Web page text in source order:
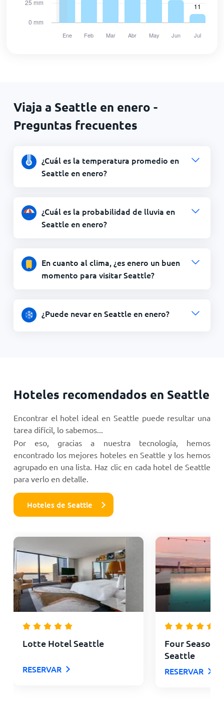
Viaja a Seattle en enero -
Preguntas frecuentes
¿Cuál es la temperatura promedio en
Seattle en enero?
¿Cuál es la probabilidad de lluvia en
Seattle en enero?
En cuanto al clima, ¿es enero un buen
momento para visitar Seattle?
¿Puede nevar en Seattle en enero?
Hoteles recomendados en Seattle
Encontrar el hotel ideal en Seattle puede resultar una
tarea difícil, lo sabemos...
Por eso, gracias a nuestra tecnología, hemos
encontrado los mejores hoteles en Seattle y los hemos
agrupado en una lista. Haz clic en cada hotel de Seattle
para verlo en detalle.
Hoteles de Seattle
Lotte Hotel Seattle
RESERVAR
Four
Seattle
RESERVAR